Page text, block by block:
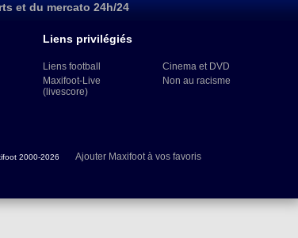
et du mercato 24h/24
Liens privilégiés
Liens football
Maxifoot-Live
(livescore)
Cinema et DVD
Non au racisme
2000-2026 Ajouter Maxifoot à vos favoris